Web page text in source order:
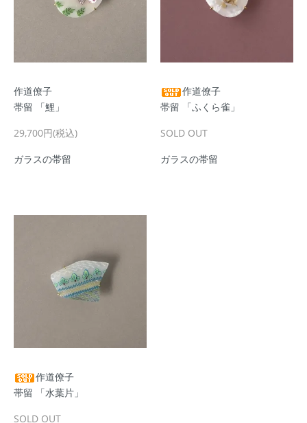
作道僚子
帯留 「鯉」
29,700円(税込)
ガラスの帯留
作道僚子
帯留 「ふくら雀」
SOLD OUT
ガラスの帯留
作道僚子
帯留 「水葉片」
SOLD OUT